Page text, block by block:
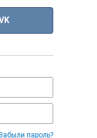
пароль?